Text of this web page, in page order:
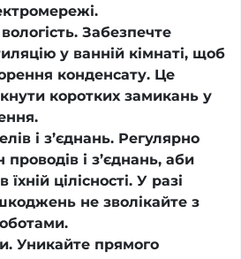
Забезпечте
у ванній кімнаті, щоб
конденсату. Це
коротких замикань у
і з’єднань. Регулярно
проводів і з’єднань, аби
цілісності. У разі
не зволікайте з
Уникайте прямого